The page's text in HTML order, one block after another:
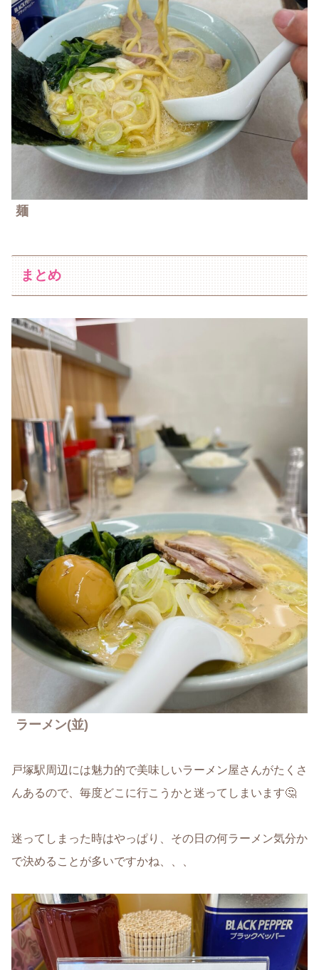
麺
まとめ
ラーメン(並)
戸塚駅周辺には魅力的で美味しいラーメン屋さんがたくさ
んあるので、毎度どこに行こうかと迷ってしまいます🤔
迷ってしまった時はやっぱり、その日の何ラーメン気分か
で決めることが多いですかね、、、